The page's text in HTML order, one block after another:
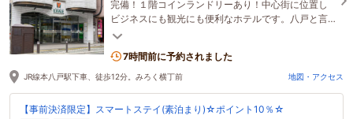
完備！１階コインランドリーあり！中心街に位置し
ビジネスにも観光にも便利なホテルです。八戸と言
えば小路と屋台、夜も楽しい八戸を味わって頂けま
7時間前に予約されました
JR線本八戸駅下車、徒歩12分。みろく横丁前 地図・アクセス
【事前決済限定】スマートステイ(素泊まり)☆ポイント10％☆